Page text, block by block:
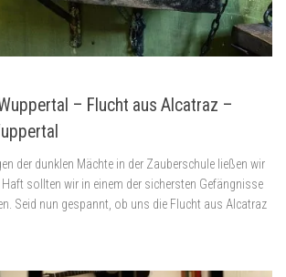
– Flucht aus Alcatraz –
der dunklen Mächte in der Zauberschule ließen wir
sollten wir in einem der sichersten Gefängnisse
Seid nun gespannt, ob uns die Flucht aus Alcatraz